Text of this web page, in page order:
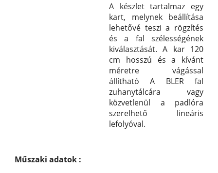
A készlet tartalmaz egy
kart, melynek beállítása
lehetővé teszi a rögzítés
és a fal szélességének
kiválasztását. A kar 120
cm hosszú és a kívánt
méretre vágással
állítható A BLER fal
zuhanytálcára vagy
közvetlenül a padlóra
szerelhető lineáris
lefolyóval.
Műszaki adatok :